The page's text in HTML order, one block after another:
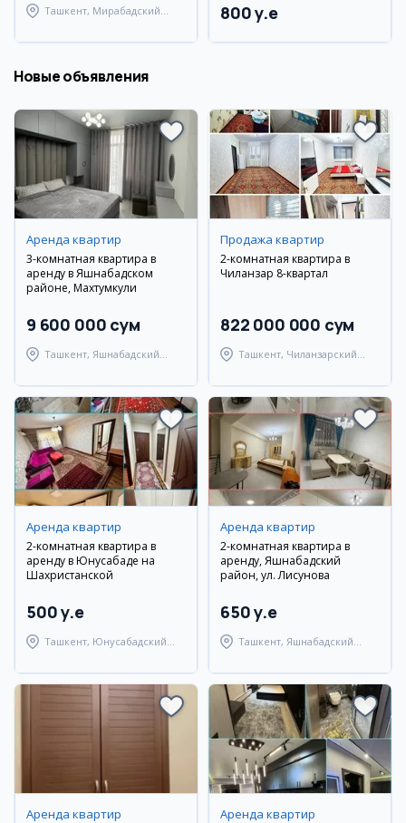
Ташкент, Мирабадский
800 y.e
Новые объявления
Аренда квартир
3-комнатная квартира в
аренду в Яшнабадском
районе, Махтумкули
9 600 000 сум
Ташкент, Яшнабадский
Продажа квартир
2-комнатная квартира в
Чиланзар 8-квартал
822 000 000 сум
Ташкент, Чиланзарский
Аренда квартир
2-комнатная квартира в
аренду в Юнусабаде на
Шахристанской
500 y.e
Ташкент, Юнусабадский
Аренда квартир
2-комнатная квартира в
аренду, Яшнабадский
район, ул. Лисунова
650 y.e
Ташкент, Яшнабадский
Аренда квартир Аренда квартир